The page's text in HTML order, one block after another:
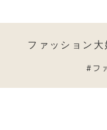
ファッション
#フ